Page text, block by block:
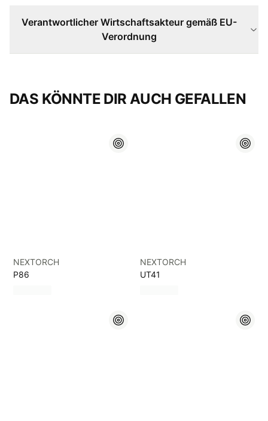
Verantwortlicher Wirtschaftsakteur gemäß EU-
Verordnung
DAS KÖNNTE DIR AUCH GEFALLEN
NEXTORCH
P86
NEXTORCH
UT41